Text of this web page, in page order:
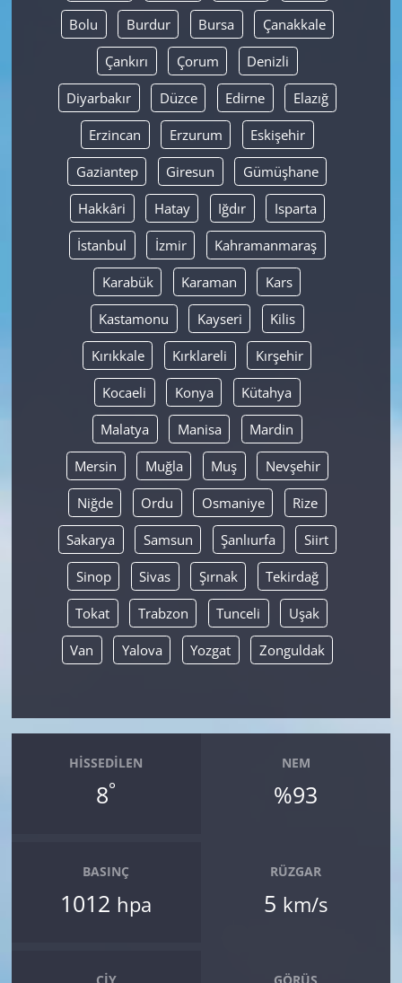
Bolu Burdur Bursa Çanakkale
Çankırı Çorum Denizli
Diyarbakır Düzce Edirne Elazığ
Erzincan Erzurum Eskişehir
Gaziantep Giresun Gümüşhane
Hakkâri Hatay Iğdır Isparta
İstanbul İzmir Kahramanmaraş
Karabük Karaman Kars
Kastamonu Kayseri Kilis
Kırıkkale Kırklareli Kırşehir
Kocaeli Konya Kütahya
Malatya Manisa Mardin
Mersin Muğla Muş Nevşehir
Niğde Ordu Osmaniye Rize
Sakarya Samsun Şanlıurfa Siirt
Sinop Sivas Şırnak Tekirdağ
Tokat Trabzon Tunceli Uşak
Van Yalova Yozgat Zonguldak
HISSEDILEN
8°
NEM
%93
BASINÇ
1012 hpa
RÜZGAR
5 km/s